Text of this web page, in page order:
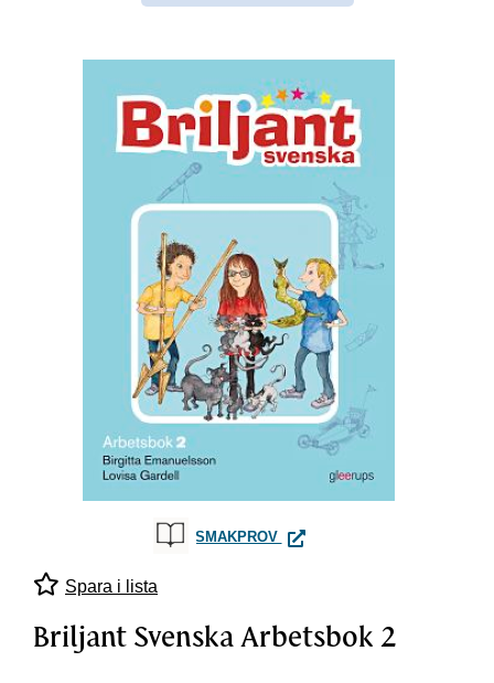
SMAKPROV BRILJANT SVENSKA
Spara i lista
Briljant Svenska Arbetsbok 2